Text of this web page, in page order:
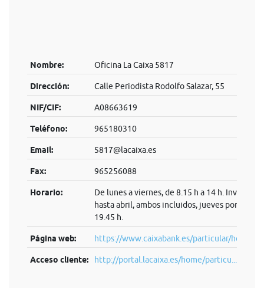
Nombre: Oficina La Caixa 5817
Dirección: Calle Periodista Rodolfo Salazar, 55
NIF/CIF: A08663619
Teléfono: 965180310
Email: 5817@lacaixa.es
Fax: 965256088
Horario:
De lunes a viernes, de 8.15 h a 14 h. Invierno:
hasta abril, ambos incluidos, jueves por la
19.45 h.
Página web: https://www.caixabank.es/particular/home/
Acceso cliente: http://portal.lacaixa.es/home/particu...